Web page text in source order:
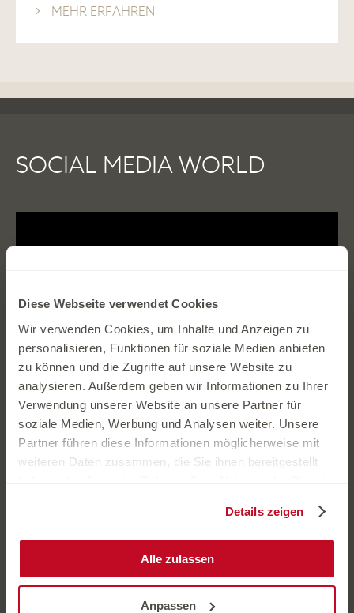
Diese Webseite verwendet Cookies
Wir verwenden Cookies, um Inhalte und Anzeigen zu
personalisieren, Funktionen für soziale Medien anbieten
zu können und die Zugriffe auf unsere Website zu
analysieren. Außerdem geben wir Informationen zu Ihrer
Verwendung unserer Website an unsere Partner für
soziale Medien, Werbung und Analysen weiter. Unsere
Partner führen diese Informationen möglicherweise mit
weiteren Daten zusammen, die Sie ihnen bereitgestellt
Details zeigen
Alle zulassen
Anpassen
MEHR ERFAHREN
SOCIAL MEDIA WORLD
02.08.2026